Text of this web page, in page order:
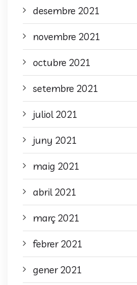
desembre 2021
novembre 2021
octubre 2021
setembre 2021
juliol 2021
juny 2021
maig 2021
abril 2021
març 2021
febrer 2021
gener 2021